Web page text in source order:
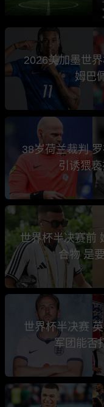
2026美加墨世
姆巴
38岁荷兰裁判
引诱猥
世界杯半决赛前
合物 是
世界杯半决赛
军团能否